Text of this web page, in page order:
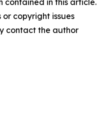
contained in this article.
copyright issues
contact the author